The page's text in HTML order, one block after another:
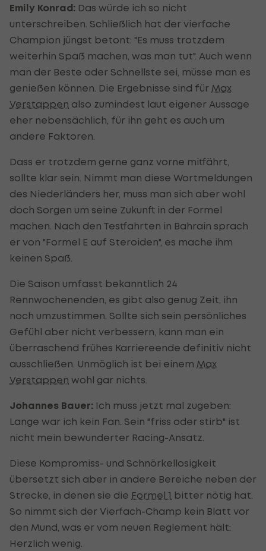
Emily Konrad: Das würde ich so nicht
unterschreiben. Schließlich hat der vierfache
Champion jüngst betont: "Es muss trotzdem
weiterhin Spaß machen, was man tut". Auch wenn
man der Beste oder Schnellste sei, müsse man es
genießen können. Die Ergebnisse sind für Max
Verstappen also zumindest laut eigener Aussage
eher nebensächlich, für ihn geht es auch um
andere Faktoren.
Dass er trotzdem gerne ganz vorne mitfährt,
sollte klar sein. Nimmt man diese Wortmeldungen
des Niederländers her, muss man sich aber wohl
doch Sorgen um seine Zukunft in der Formel
machen. Nach den Testfahrten in Bahrain sprach
er von "Formel E auf Steroiden", es mache ihm
keinen Spaß.
Die Saison umfasst bekanntlich 24
Rennwochenenden, es gibt also genug Zeit, ihn
noch umzustimmen. Sollte sich sein persönliches
Gefühl aber nicht verbessern, kann man ein
überraschend frühes Karriereende definitiv nicht
ausschließen. Unmöglich ist bei einem Max
Verstappen wohl gar nichts.
Johannes Bauer: Ich muss jetzt mal zugeben:
Lange war ich kein Fan. Sein "friss oder stirb" ist
nicht mein bewunderter Racing-Ansatz.
Diese Kompromiss- und Schnörkellosigkeit
übersetzt sich aber in andere Bereiche neben der
Strecke, in denen sie die Formel 1 bitter nötig hat.
So nimmt sich der Vierfach-Champ kein Blatt vor
den Mund, was er vom neuen Reglement hält:
Herzlich wenig.